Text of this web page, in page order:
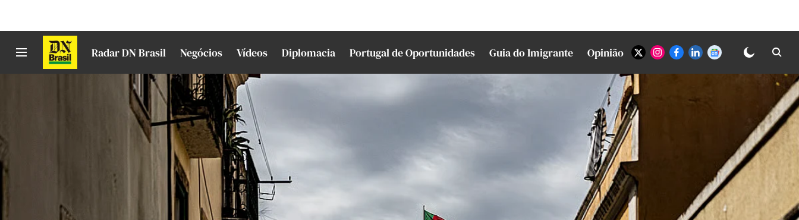
Radar DN Brasil Negócios Vídeos Diplomacia Portugal de Oportunidades Guia do Imigrante Opinião